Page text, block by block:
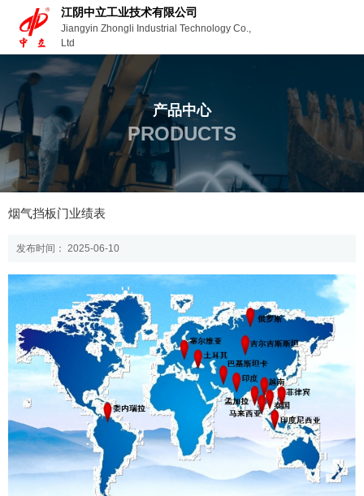
江阴中立工业技术有限公司
Jiangyin Zhongli Industrial Technology Co.,
Ltd
产品中心
PRODUCTS
烟气挡板门业绩表
发布时间： 2025-06-10